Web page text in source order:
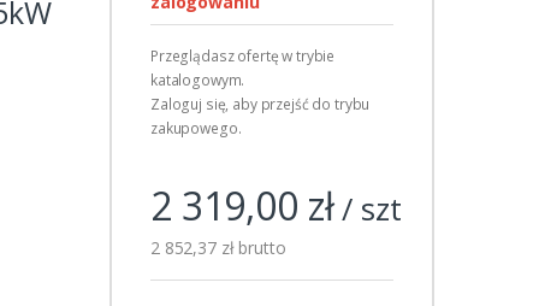
Przeglądasz ofertę w trybie
katalogowym.
Zaloguj się, aby przejść do trybu
zakupowego.
2 319,00 zł/ szt
2 852,37 zł brutto